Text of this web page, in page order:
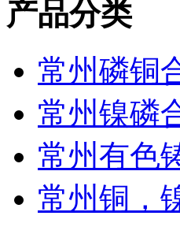
产品分类
常州磷铜
常州镍磷
常州有色
常州铜，